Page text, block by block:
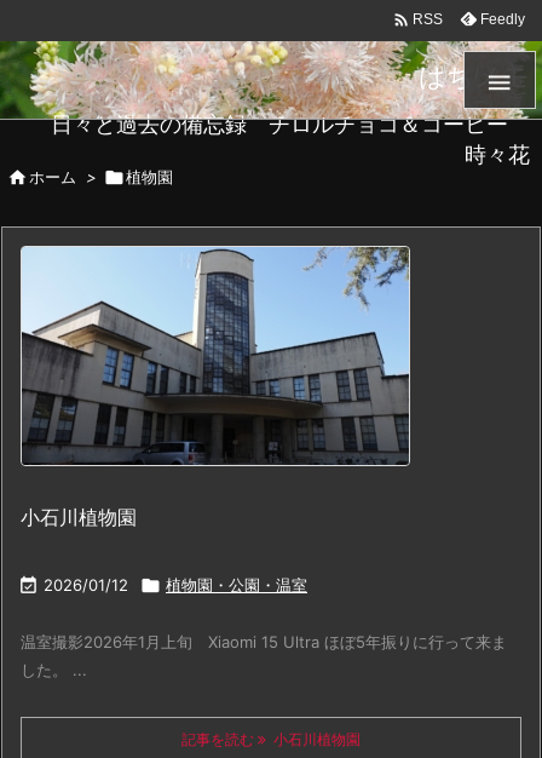
はちメモ
日々と過去の備忘録 チロルチョコ＆コーヒー
時々花

 RSS Feedly
 ホーム > 植物園
小石川植物園
 2026/01/12  植物園・公園・温室
温室撮影2026年1月上旬 Xiaomi 15 Ultra ほぼ5年振りに行って来ま
した。 ...
記事を読む 小石川植物園